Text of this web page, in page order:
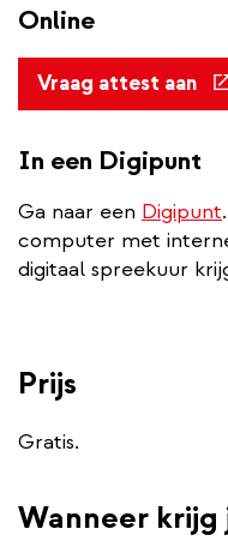
Online
Vraag attest aan
In een Digipunt
Ga naar een Digipunt
computer met
digitaal spreekuur
Prijs
Gratis.
Wanneer